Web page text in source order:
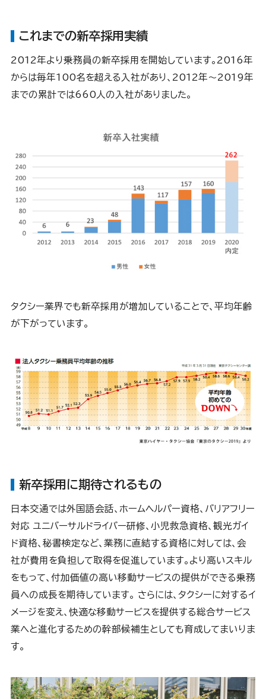
これまでの新卒採用実績
2012年より乗務員の新卒採用を開始しています。2016年
からは毎年100名を超える入社があり、2012年～2019年
までの累計では660人の入社がありました。
タクシー業界でも新卒採用が増加していることで、平均年齢
が下がっています。
新卒採用に期待されるもの
日本交通では外国語会話、ホームヘルパー資格、バリアフリー
対応 ユニバーサルドライバー研修、小児救急資格、観光ガイ
ド資格、秘書検定など、業務に直結する資格に対しては、会
社が費用を負担して取得を促進しています。より高いスキル
をもって、付加価値の高い移動サービスの提供ができる乗務
員への成長を期待しています。 さらには、タクシーに対するイ
メージを変え、快適な移動サービスを提供する総合サービス
業へと進化するための幹部候補生としても育成してまいりま
す。